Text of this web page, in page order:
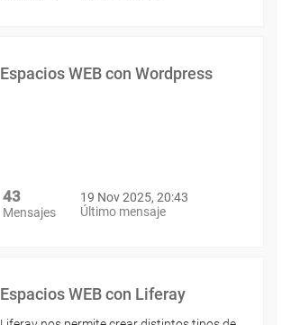
Espacios WEB con Wordpress
43
Mensajes
19 Nov 2025, 20:43
Último mensaje
Espacios WEB con Liferay